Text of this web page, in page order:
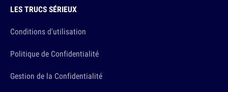
LES TRUCS SÉRIEUX
Conditions d'utilisation
Politique de Confidentialité
Gestion de la Confidentialité